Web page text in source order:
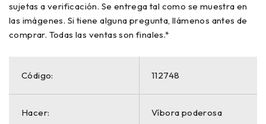
sujetas a verificación. Se entrega tal como se muestra en
las imágenes. Si tiene alguna pregunta, llámenos antes de
comprar. Todas las ventas son finales.*
Código: 112748
Hacer: Víbora poderosa